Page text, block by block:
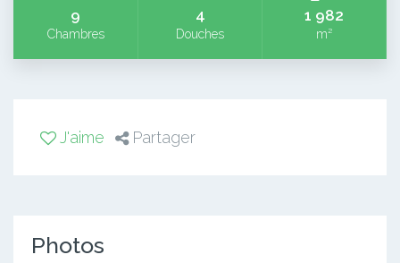
9
Chambres
4
Douches
1 982
m²
J'aime Partager
Photos